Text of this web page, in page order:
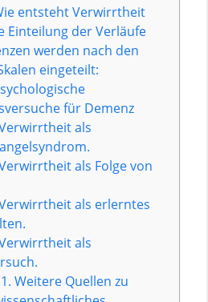
entsteht Verwirrtheit
Einteilung der Verläufe
werden nach den
eingeteilt:
für Demenz
als
als Folge von
als erlerntes
als
Weitere Quellen zu